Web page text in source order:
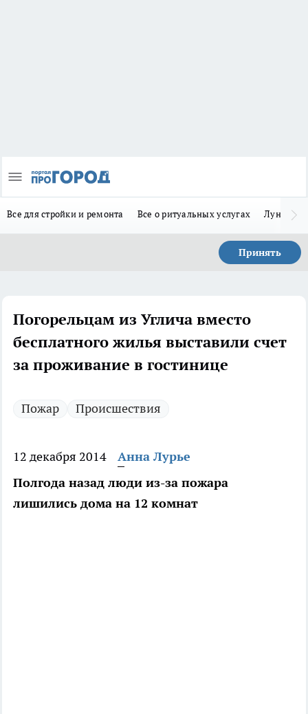
Все для стройки и ремонта Все о ритуальных услугах Лунно-
Принять
Погорельцам из Углича вместо
бесплатного жилья выставили счет
за проживание в гостинице
Пожар Происшествия
12 декабря 2014
Анна Лурье
Полгода назад люди из-за пожара
лишились дома на 12 комнат